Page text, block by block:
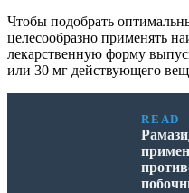
Чтобы подобрать
целесообразно применять
лекарственную форму
или 30 мг действующего
READ